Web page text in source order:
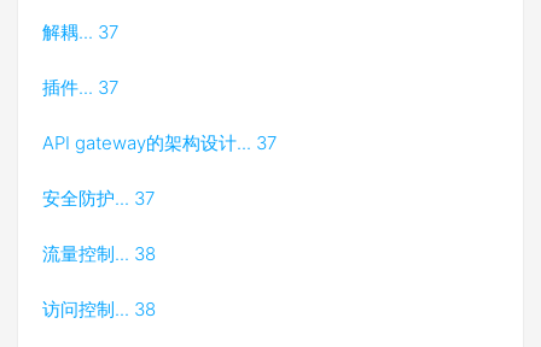
解耦... 37
插件... 37
API gateway的架构设计... 37
安全防护... 37
流量控制... 38
访问控制... 38